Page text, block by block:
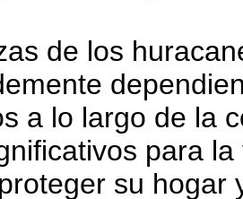
de los
a lo largo de la
para
su hogar